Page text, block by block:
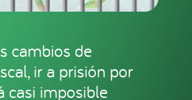
cambios de
ir a prisión por
casi imposible